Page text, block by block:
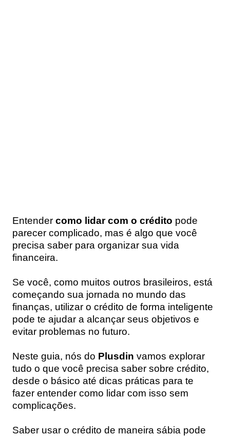
Entender como lidar com o crédito pode
parecer complicado, mas é algo que você
precisa saber para organizar sua vida
financeira.
Se você, como muitos outros brasileiros, está
começando sua jornada no mundo das
finanças, utilizar o crédito de forma inteligente
pode te ajudar a alcançar seus objetivos e
evitar problemas no futuro.
Neste guia, nós do Plusdin vamos explorar
tudo o que você precisa saber sobre crédito,
desde o básico até dicas práticas para te
fazer entender como lidar com isso sem
complicações.
Saber usar o crédito de maneira sábia pode